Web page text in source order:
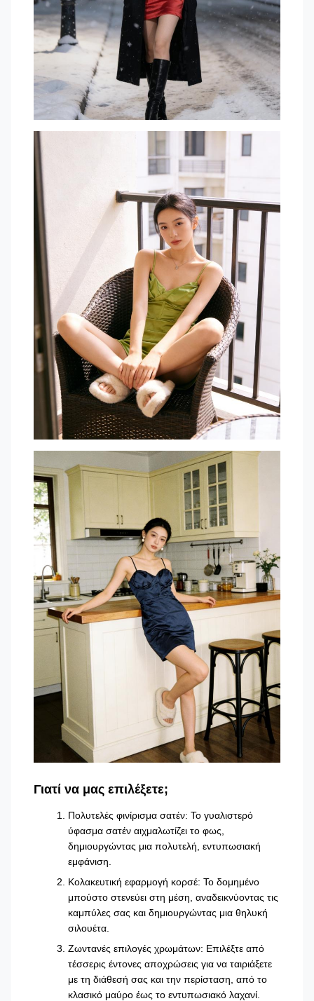
Γιατί να μας επιλέξετε;
Πολυτελές φινίρισμα σατέν: Το γυαλιστερό
ύφασμα σατέν αιχμαλωτίζει το φως,
δημιουργώντας μια πολυτελή, εντυπωσιακή
εμφάνιση.
Κολακευτική εφαρμογή κορσέ: Το δομημένο
μπούστο στενεύει στη μέση, αναδεικνύοντας τις
καμπύλες σας και δημιουργώντας μια θηλυκή
σιλουέτα.
Ζωντανές επιλογές χρωμάτων: Επιλέξτε από
τέσσερις έντονες αποχρώσεις για να ταιριάξετε
με τη διάθεσή σας και την περίσταση, από το
κλασικό μαύρο έως το εντυπωσιακό λαχανί.